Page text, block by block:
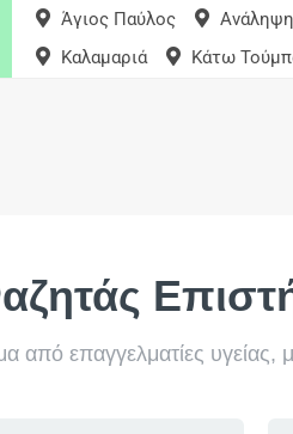
Άγιος Παύλος Ανάληψη
Καλαμαριά
Κάτω
από επαγγελματίες